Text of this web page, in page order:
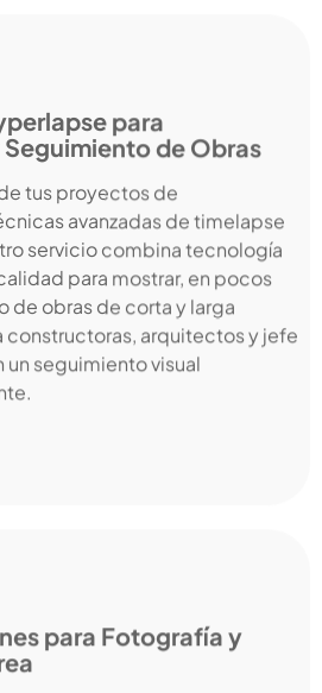
para
de Obras​
tus proyectos de
avanzadas de timelapse
servicio combina tecnología
para mostrar, en pocos
de obras de corta y larga
constructoras, arquitectos y jefe
seguimiento visual
para Fotografía y